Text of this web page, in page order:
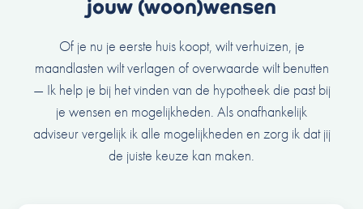
jouw (woon)wensen
Of je nu je eerste huis koopt, wilt verhuizen, je
maandlasten wilt verlagen of overwaarde wilt benutten
— Ik help je bij het vinden van de hypotheek die past bij
je wensen en mogelijkheden. Als onafhankelijk
adviseur vergelijk ik alle mogelijkheden en zorg ik dat jij
de juiste keuze kan maken.